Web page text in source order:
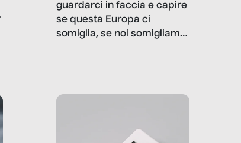
guardarci in faccia e capire
se questa Europa ci
somiglia, se noi somigliamo
comunica, quanto vale […]